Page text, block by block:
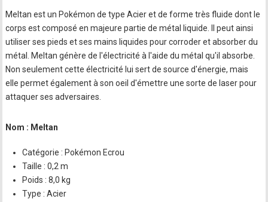
Meltan est un Pokémon de type Acier et de forme très fluide dont le
corps est composé en majeure partie de métal liquide. Il peut ainsi
utiliser ses pieds et ses mains liquides pour corroder et absorber du
métal. Meltan génère de l'électricité à l'aide du métal qu'il absorbe.
Non seulement cette électricité lui sert de source d'énergie, mais
elle permet également à son oeil d'émettre une sorte de laser pour
attaquer ses adversaires.
Nom : Meltan
Catégorie : Pokémon Ecrou
Taille : 0,2 m
Poids : 8,0 kg
Type : Acier